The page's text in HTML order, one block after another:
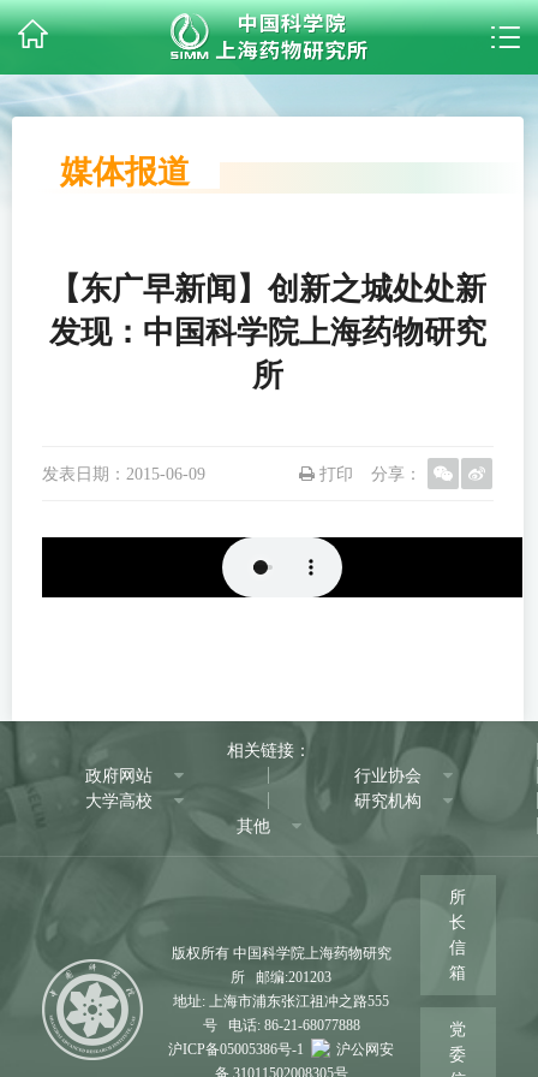
媒体报道
【东广早新闻】创新之城处处新
发现：中国科学院上海药物研究
所
发表日期： 2015-06-09 分享：
打印
相关链接：
政府网站
行业协会
大学高校
研究机构
其他
版权所有 中国科学院上海药物研究
所 邮编:201203
地址: 上海市浦东张江祖冲之路555
号 电话: 86-21-68077888
沪ICP备05005386号-1
沪公网安
备 31011502008305号
所
长
信
箱
党
委